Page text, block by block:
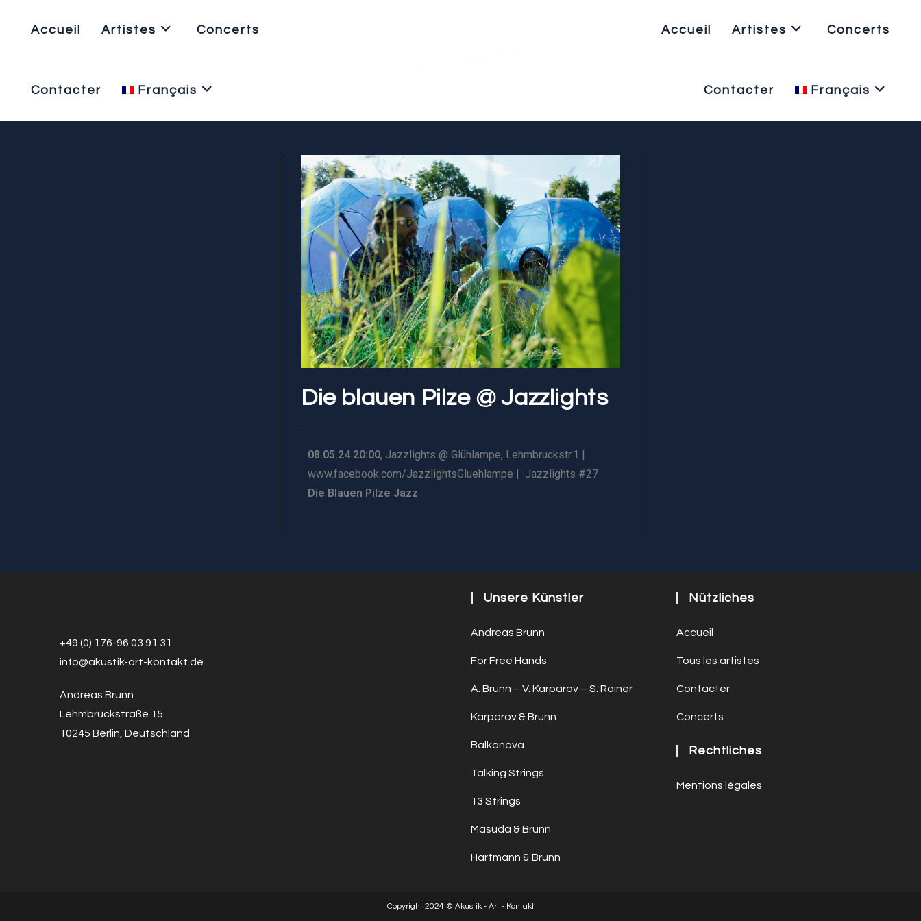
Accueil Artistes Concerts
Contacter Français
Accueil Artistes Concerts
Contacter Français
Die blauen Pilze @ Jazzlights
08.05.24 20:00, Jazzlights @ Glühlampe, Lehmbruckstr.1 |
www.facebook.com/JazzlightsGluehlampe | Jazzlights #27
Die Blauen Pilze Jazz
+49 (0) 176-96 03 91 31
info@akustik-art-kontakt.de
Andreas Brunn
Lehmbruckstraße 15
10245 Berlin, Deutschland
Unsere Künstler
Andreas Brunn
For Free Hands
A. Brunn – V. Karparov – S. Rainer
Karparov & Brunn
Balkanova
Talking Strings
13 Strings
Masuda & Brunn
Hartmann & Brunn
Nützliches
Accueil
Tous les artistes
Contacter
Concerts
Rechtliches
Mentions légales
Copyright 2024 © Akustik - Art - Kontakt